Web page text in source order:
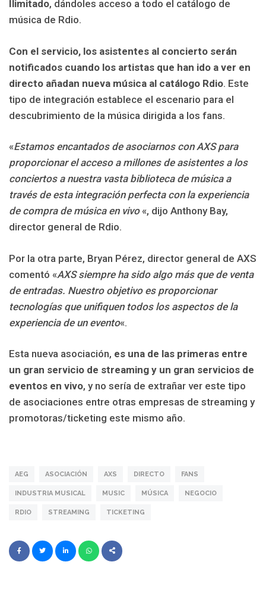
Ilimitado, dándoles acceso a todo el catálogo de
música de Rdio.
Con el servicio, los asistentes al concierto serán
notificados cuando los artistas que han ido a ver en
directo añadan nueva música al catálogo Rdio. Este
tipo de integración establece el escenario para el
descubrimiento de la música dirigida a los fans.
«Estamos encantados de asociarnos con AXS para
proporcionar el acceso a millones de asistentes a los
conciertos a nuestra vasta biblioteca de música a
través de esta integración perfecta con la experiencia
de compra de música en vivo«, dijo Anthony Bay,
director general de Rdio.
Por la otra parte, Bryan Pérez, director general de AXS
comentó «AXS siempre ha sido algo más que de venta
de entradas. Nuestro objetivo es proporcionar
tecnologías que unifiquen todos los aspectos de la
experiencia de un evento«.
Esta nueva asociación, es una de las primeras entre
un gran servicio de streaming y un gran servicios de
eventos en vivo, y no sería de extrañar ver este tipo
de asociaciones entre otras empresas de streaming y
promotoras/ticketing este mismo año.
AEG ASOCIACIÓN AXS DIRECTO FANS
INDUSTRIA MUSICAL MUSIC MÚSICA NEGOCIO
RDIO STREAMING TICKETING